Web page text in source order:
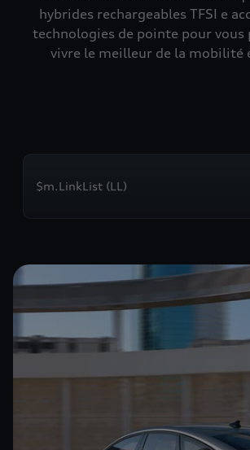
hybrides rechargeables TFSI e
technologies de pointe pour vous
vivre le meilleur de la mobilité
$m.LinkList (LL)